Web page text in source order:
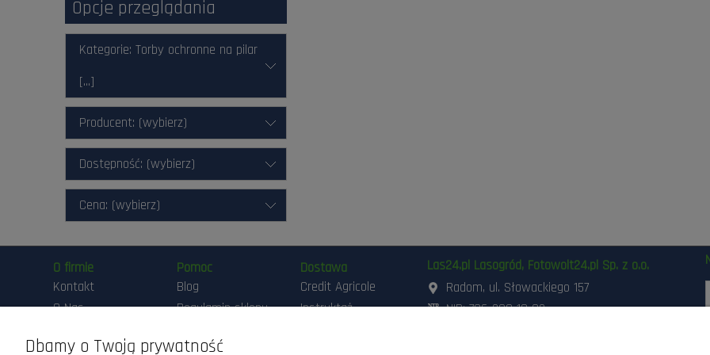
Opcje przeglądania
Kategorie: Torby ochronne na pilar
[...]
Producent: (wybierz)
Dostępność: (wybierz)
Cena: (wybierz)
O firmie
Kontakt
O Nas
Pomoc
Blog
Regulamin sklepu
prywatności
Dostawa
Credit Agricole
Instruktaż
Las24.pl Lasogród, Fotowolt24.pl Sp. z o.o.
Radom, ul. Słowackiego 157
NIP: 796-298-18-03
Dbamy o Twoją prywatność